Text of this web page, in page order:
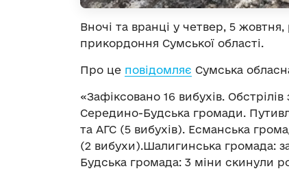
Вночі та вранці у четвер, 5 жовтня,
прикордоння Сумської області.
Про це повідомляє Сумська
«Зафіксовано 16 вибухів.
Середино-Будська громади.
та АГС (5 вибухів). Есманська
(2 вибухи).Шалигинська громада:
Будська громада: 3 міни скинули